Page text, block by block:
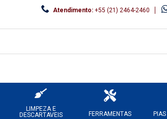
Atendimento: +55 (21) 2464-2460
LIMPEZA E
DESCARTAVEIS
FERRAMENTAS